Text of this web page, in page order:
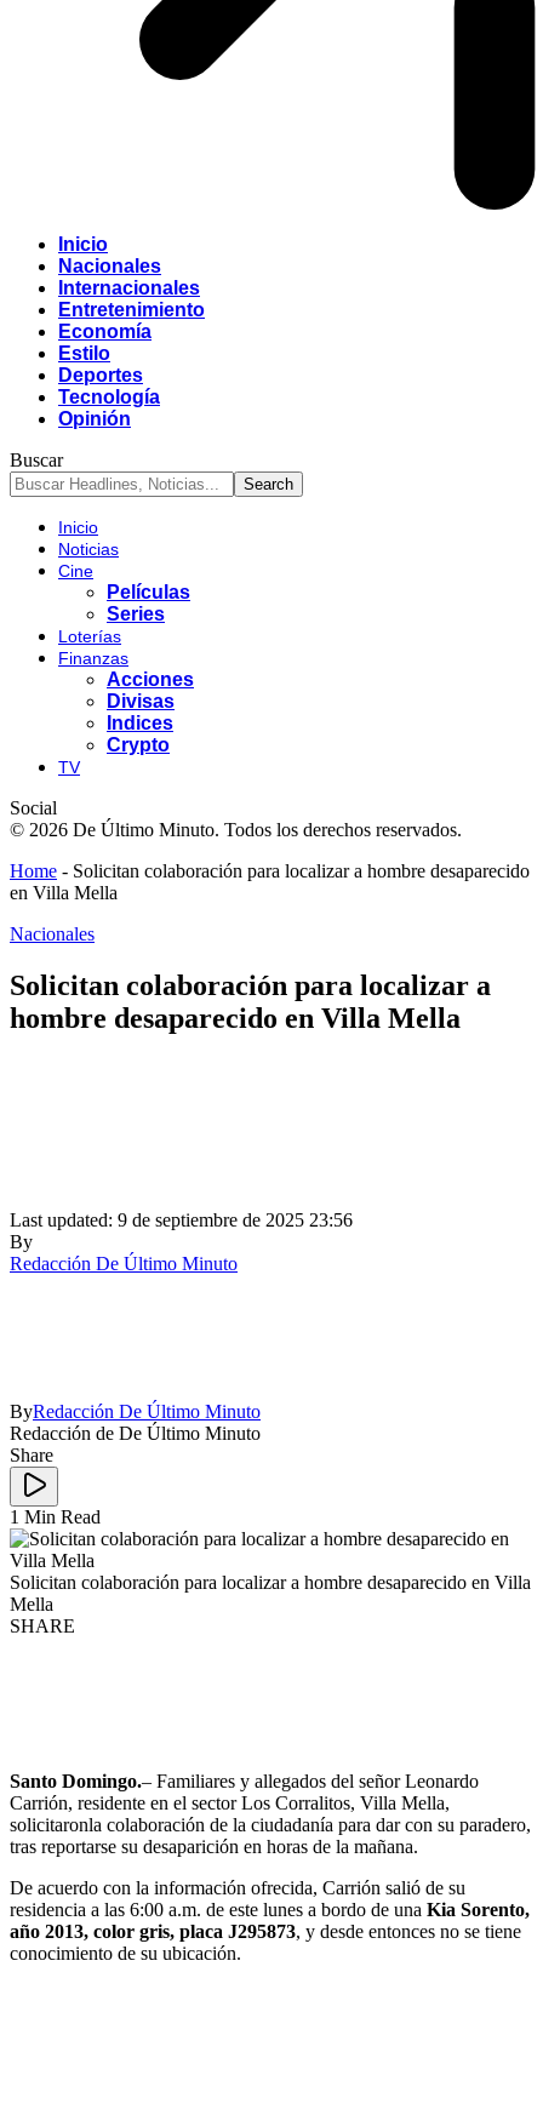
Inicio
Nacionales
Internacionales
Entretenimiento
Economía
Estilo
Deportes
Tecnología
Opinión
Buscar
Inicio
Noticias
Cine
Películas
Series
Loterías
Finanzas
Acciones
Divisas
Indices
Crypto
TV
Social
© 2026 De Último Minuto. Todos los derechos reservados.
Home - Solicitan colaboración para localizar a hombre desaparecido
en Villa Mella
Nacionales
Solicitan colaboración para localizar a
hombre desaparecido en Villa Mella
Last updated: 9 de septiembre de 2025 23:56
By
Redacción De Último Minuto
ByRedacción De Último Minuto
Redacción de De Último Minuto
Share
1 Min Read
Solicitan colaboración para localizar a hombre desaparecido en Villa
Mella
SHARE
Santo Domingo.– Familiares y allegados del señor Leonardo
Carrión, residente en el sector Los Corralitos, Villa Mella,
solicitaronla colaboración de la ciudadanía para dar con su paradero,
tras reportarse su desaparición en horas de la mañana.
De acuerdo con la información ofrecida, Carrión salió de su
residencia a las 6:00 a.m. de este lunes a bordo de una Kia Sorento,
año 2013, color gris, placa J295873, y desde entonces no se tiene
conocimiento de su ubicación.